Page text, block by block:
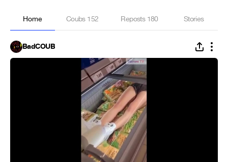
Home Coubs 152 Reposts 180 Stories
BadCOUB